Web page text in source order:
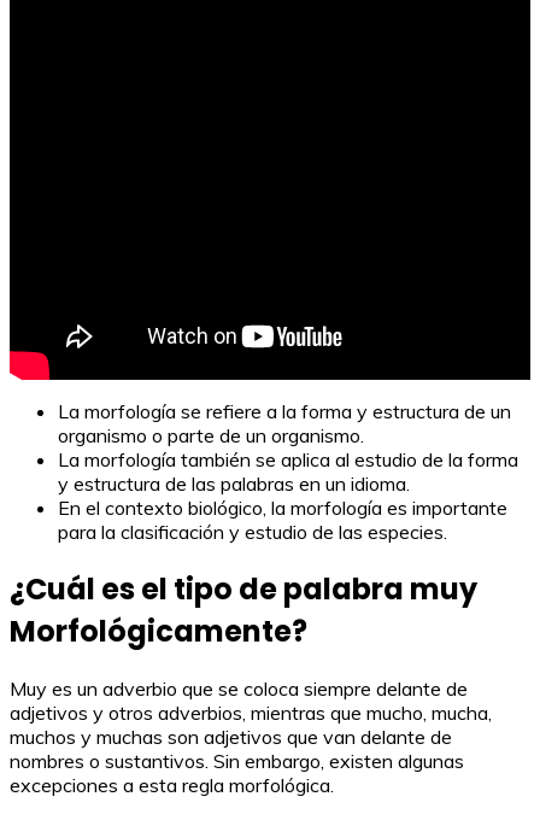
La morfología se refiere a la forma y estructura de un
organismo o parte de un organismo.
La morfología también se aplica al estudio de la forma
y estructura de las palabras en un idioma.
En el contexto biológico, la morfología es importante
para la clasificación y estudio de las especies.
¿Cuál es el tipo de palabra muy
Morfológicamente?
Muy es un adverbio que se coloca siempre delante de
adjetivos y otros adverbios, mientras que mucho, mucha,
muchos y muchas son adjetivos que van delante de
nombres o sustantivos. Sin embargo, existen algunas
excepciones a esta regla morfológica.